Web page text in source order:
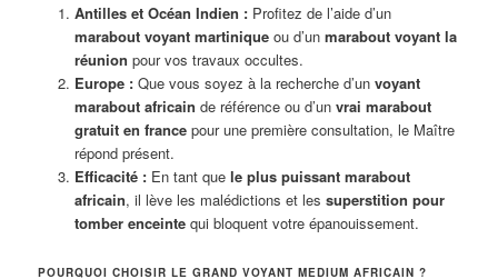
Antilles et Océan Indien :Profitez de l’aide d’un
marabout voyant martiniqueou d’un marabout voyant la
réunion pour vos travaux occultes.
Europe :Que vous soyez à la recherche d’un voyant
marabout africain de référence ou d’un vrai marabout
gratuit en francepour une première consultation, le Maître
répond présent.
Efficacité :En tant que le plus puissant marabout
africain, il lève les malédictions et les superstition pour
tomber enceintequi bloquent votre épanouissement.
POURQUOI CHOISIR LE GRAND VOYANT MEDIUM AFRICAIN ?